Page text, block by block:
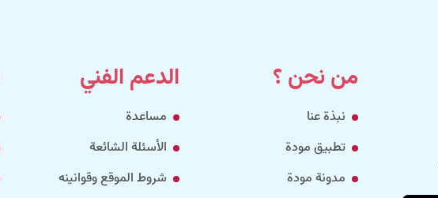
من نحن ؟
نبذة عنا
تطبيق مودة
مدونة مودة
الدعم الفني
مساعدة
الأسئلة الشائعة
شروط الموقع وقوانينه